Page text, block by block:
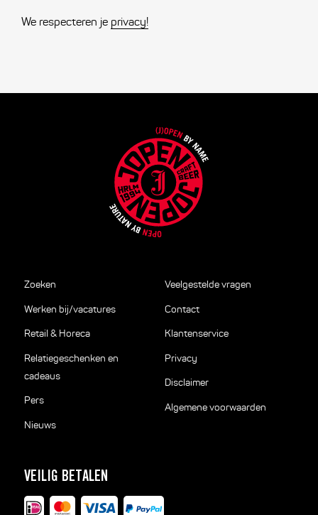
Zoeken
Werken bij/vacatures
Retail & Horeca
Relatiegeschenken en
cadeaus
Pers
Nieuws
Veelgestelde vragen
Contact
Klantenservice
Privacy
Disclaimer
Algemene voorwaarden
VEILIG BETALEN
We respecteren je privacy!